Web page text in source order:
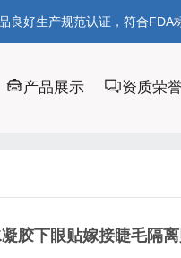
良好生产规范认证，符合FDA
产品展示 资质荣
胶下眼贴嫁接睫毛隔